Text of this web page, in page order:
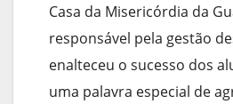
Casa da Misericórdia da
responsável pela gestão
enalteceu o sucesso dos
uma palavra especial de